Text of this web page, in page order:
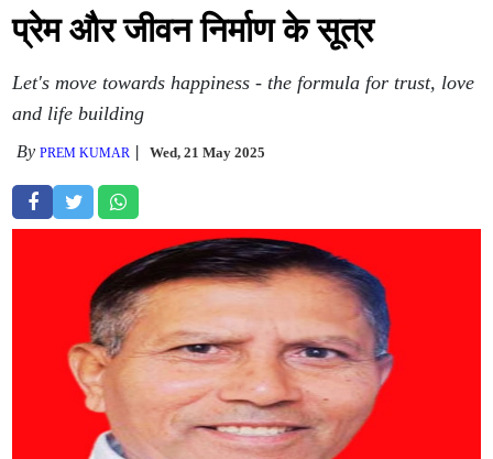
प्रेम और जीवन निर्माण के सूत्र
Let's move towards happiness - the formula for trust, love
and life building
ByPREM KUMAR Wed, 21 May 2025